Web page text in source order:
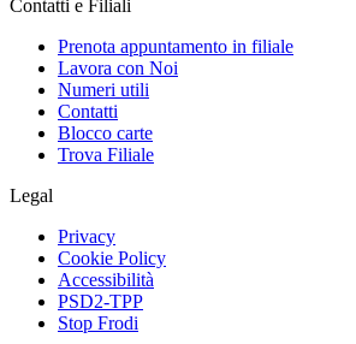
Contatti e Filiali
Prenota appuntamento in filiale
Lavora con Noi
Numeri utili
Contatti
Blocco carte
Trova Filiale
Legal
Privacy
Cookie Policy
Accessibilità
PSD2-TPP
Stop Frodi